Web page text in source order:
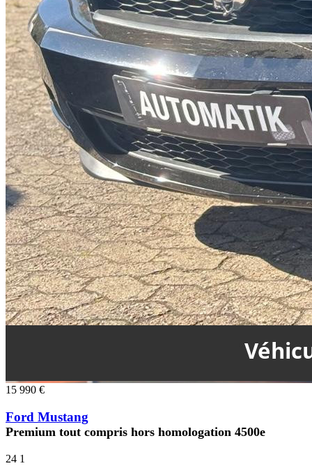
15 990 €
Ford Mustang
Premium tout compris hors homologation 4500e
24 1